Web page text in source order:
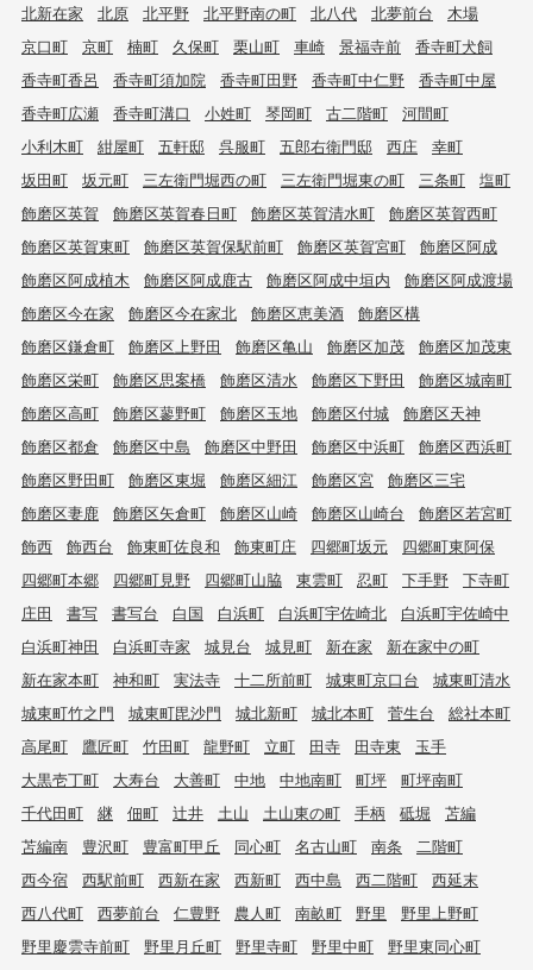
北新在家
北原 北平野 北平野南の町 北八代 北夢前台
木場
京口町
京町 楠町 久保町 栗山町 車崎 景福寺前
香寺町犬飼
香寺町香呂
香寺町須加院 香寺町田野 香寺町中仁野
香寺町中屋
香寺町広瀬
香寺町溝口 小姓町 琴岡町 古二階町
河間町
小利木町
紺屋町 五軒邸 呉服町 五郎右衛門邸 西庄
幸町
坂田町
坂元町 三左衛門堀西の町 三左衛門堀東の町 三条町
塩町
飾磨区英賀
飾磨区英賀春日町 飾磨区英賀清水町
飾磨区英賀西町
飾磨区英賀東町
飾磨区英賀保駅前町 飾磨区英賀宮町
飾磨区阿成
飾磨区阿成植木
飾磨区阿成鹿古 飾磨区阿成中垣内
飾磨区阿成渡場
飾磨区今在家
飾磨区今在家北 飾磨区恵美酒
飾磨区構
飾磨区鎌倉町
飾磨区上野田 飾磨区亀山 飾磨区加茂
飾磨区加茂東
飾磨区栄町
飾磨区思案橋 飾磨区清水 飾磨区下野田
飾磨区城南町
飾磨区高町
飾磨区蓼野町 飾磨区玉地 飾磨区付城
飾磨区天神
飾磨区都倉
飾磨区中島 飾磨区中野田 飾磨区中浜町
飾磨区西浜町
飾磨区野田町
飾磨区東堀 飾磨区細江 飾磨区宮
飾磨区三宅
飾磨区妻鹿
飾磨区矢倉町 飾磨区山崎 飾磨区山崎台
飾磨区若宮町
飾西
飾西台 飾東町佐良和 飾東町庄 四郷町坂元
四郷町東阿保
四郷町本郷
四郷町見野 四郷町山脇 東雲町 忍町 下手野
下寺町
庄田
書写 書写台 白国 白浜町 白浜町宇佐崎北
白浜町宇佐崎中
白浜町神田
白浜町寺家 城見台 城見町 新在家
新在家中の町
新在家本町
神和町 実法寺 十二所前町 城東町京口台
城東町清水
城東町竹之門
城東町毘沙門 城北新町 城北本町 菅生台
総社本町
高尾町
鷹匠町 竹田町 龍野町 立町 田寺 田寺東
玉手
大黒壱丁町
大寿台 大善町 中地 中地南町 町坪
町坪南町
千代田町
継 佃町 辻井 土山 土山東の町 手柄 砥堀
苫編
苫編南
豊沢町 豊富町甲丘 同心町 名古山町 南条
二階町
西今宿
西駅前町 西新在家 西新町 西中島 西二階町
西延末
西八代町
西夢前台 仁豊野 農人町 南畝町 野里
野里上野町
野里慶雲寺前町
野里月丘町 野里寺町 野里中町
野里東同心町